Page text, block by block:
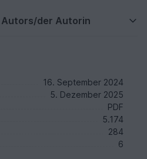
Autors/der Autorin
16. September 2024
5. Dezember 2025
PDF
5.174
284
6